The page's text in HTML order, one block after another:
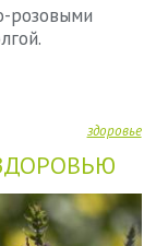
розовыми
здоровье